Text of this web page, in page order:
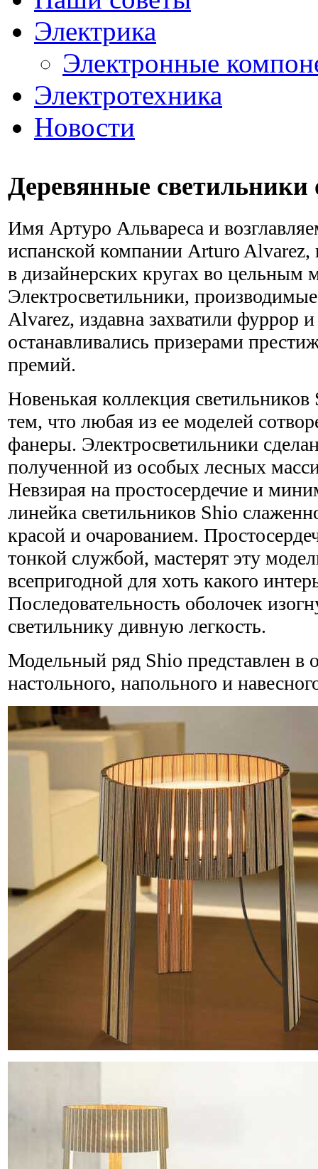
Электрика
Электронные
Электротехника
Новости
Деревянные
Имя Артуро Альвареса и
испанской компании Arturo Alvarez,
в дизайнерских кругах во цельным
Электросветильники,
Alvarez, издавна захватили фуррор
останавливались призерами
премий.
Новенькая коллекция светильников
тем, что любая из ее моделей
фанеры. Электросветильники
полученной из особых лесных
Невзирая на простосердечие и
линейка светильников Shio
красой и очарованием.
тонкой службой, мастерят эту
всепригодной для хоть какого
Последовательность оболочек
светильнику дивную легкость.
Модельный ряд Shio представлен в
настольного, напольного и